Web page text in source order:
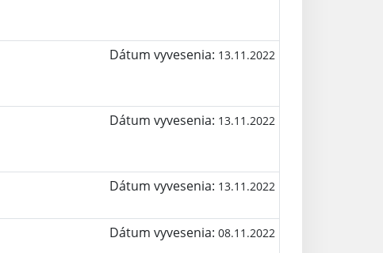
Dátum vyvesenia: 13.11.2022
Dátum vyvesenia: 13.11.2022
Dátum vyvesenia: 13.11.2022
Dátum vyvesenia: 08.11.2022